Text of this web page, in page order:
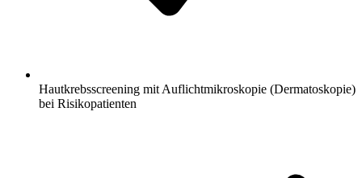
Hautkrebsscreening mit Auflichtmikroskopie (Dermatoskopie)
bei Risikopatienten